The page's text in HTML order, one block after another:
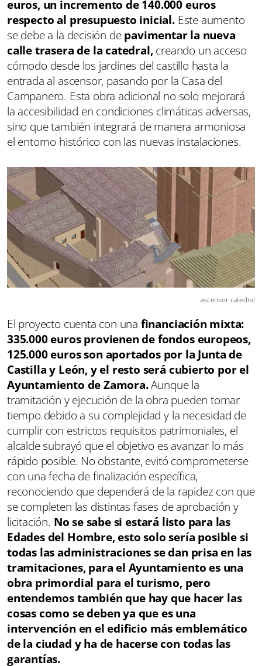
euros, un incremento de 140.000 euros
respecto al presupuesto inicial.Este aumento
se debe a la decisión depavimentar la nueva
calle trasera de la catedral,creando un acceso
cómodo desde los jardines del castillo hasta la
entrada al ascensor, pasando por la Casa del
Campanero. Esta obra adicional no solo mejorará
la accesibilidad en condiciones climáticas adversas,
sino que también integrará de manera armoniosa
el entorno histórico con las nuevas instalaciones.
ascensor catedral
El proyecto cuenta con una financiación mixta:
335.000 euros provienen de fondos europeos,
125.000 euros son aportados por la Junta de
Castilla y León, y el resto será cubierto por el
Ayuntamiento de Zamora.Aunque la
tramitación y ejecución de la obra pueden tomar
tiempo debido a su complejidad y la necesidad de
cumplir con estrictos requisitos patrimoniales, el
alcalde subrayó que el objetivo es avanzar lo más
rápido posible. No obstante, evitó comprometerse
con una fecha de finalización específica,
reconociendo que dependerá de la rapidez con que
se completen las distintas fases de aprobación y
licitación. No se sabe si estará listo para las
Edades del Hombre, esto solo sería posible si
todas las administraciones se dan prisa en las
tramitaciones, para el Ayuntamiento es una
obra primordial para el turismo, pero
entendemos también que hay que hacer las
cosas como se deben ya que es una
intervención en el edificio más emblemático
de la ciudad y ha de hacerse con todas las
garantías.